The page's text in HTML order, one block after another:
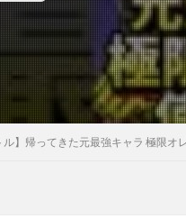
ル】帰ってきた元最強キャラ 極限